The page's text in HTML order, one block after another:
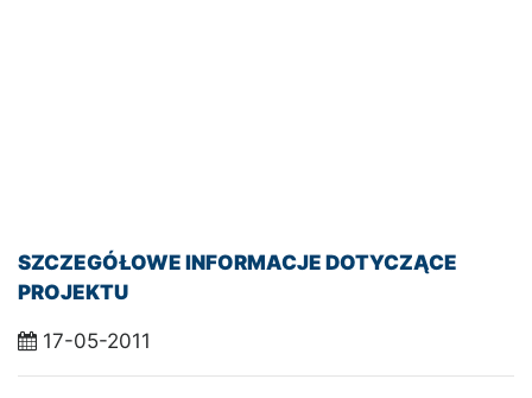
SZCZEGÓŁOWE INFORMACJE DOTYCZĄCE
PROJEKTU
17-05-2011